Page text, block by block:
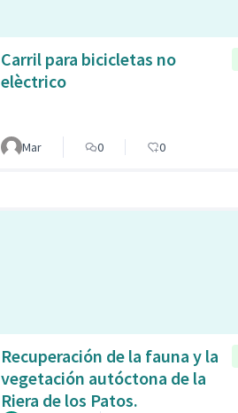
Carril para bicicletas no
elèctrico
Mar 0 0
Recuperación de la fauna y la
vegetación autóctona de la
Riera de los Patos.